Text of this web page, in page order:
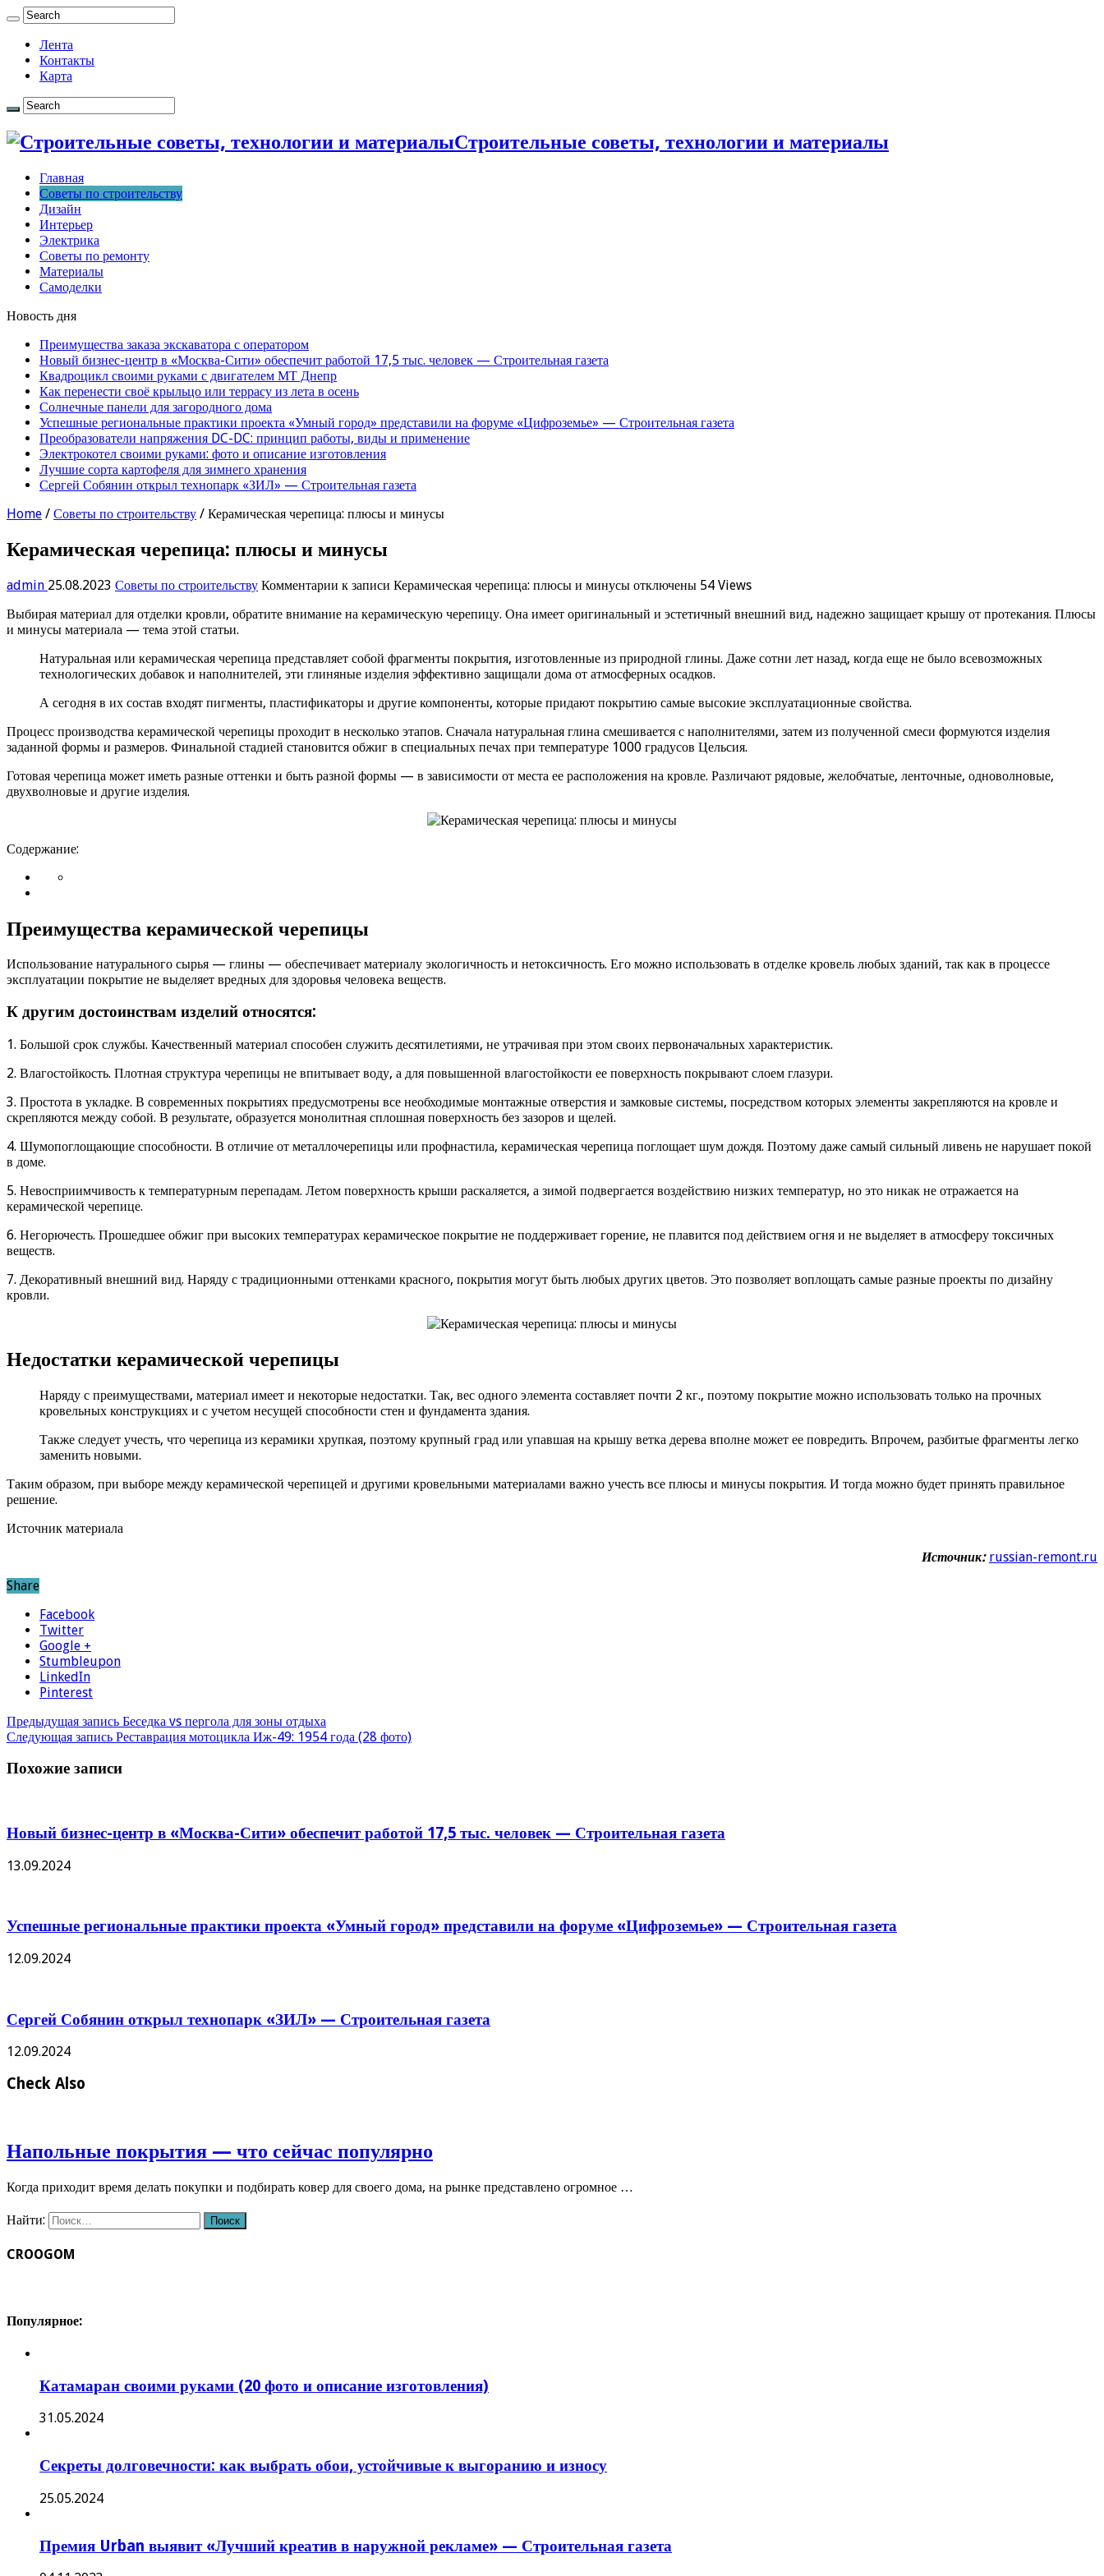
Лента
Контакты
Карта
Строительные советы, технологии и материалы
Главная
Советы по строительству
Дизайн
Интерьер
Электрика
Советы по ремонту
Материалы
Самоделки
Новость дня
Преимущества заказа экскаватора с оператором
Новый бизнес-центр в «Москва-Сити» обеспечит работой 17,5 тыс. человек — Строительная газета
Квадроцикл своими руками с двигателем МТ Днепр
Как перенести своё крыльцо или террасу из лета в осень
Солнечные панели для загородного дома
Успешные региональные практики проекта «Умный город» представили на форуме «Цифроземье» — Строительная газета
Преобразователи напряжения DC-DC: принцип работы, виды и применение
Электрокотел своими руками: фото и описание изготовления
Лучшие сорта картофеля для зимнего хранения
Сергей Собянин открыл технопарк «ЗИЛ» — Строительная газета
Home / Советы по строительству / Керамическая черепица: плюсы и минусы
Керамическая черепица: плюсы и минусы
admin 25.08.2023 Советы по строительству Комментарии к записи Керамическая черепица: плюсы и минусы отключены 54 Views
Выбирая материал для отделки кровли, обратите внимание на керамическую черепицу. Она имеет оригинальный и эстетичный внешний вид, надежно защищает крышу от протекания. Плюсы
и минусы материала — тема этой статьи.
Натуральная или керамическая черепица представляет собой фрагменты покрытия, изготовленные из природной глины. Даже сотни лет назад, когда еще не было всевозможных
технологических добавок и наполнителей, эти глиняные изделия эффективно защищали дома от атмосферных осадков.
А сегодня в их состав входят пигменты, пластификаторы и другие компоненты, которые придают покрытию самые высокие эксплуатационные свойства.
Процесс производства керамической черепицы проходит в несколько этапов. Сначала натуральная глина смешивается с наполнителями, затем из полученной смеси формуются изделия
заданной формы и размеров. Финальной стадией становится обжиг в специальных печах при температуре 1000 градусов Цельсия.
Готовая черепица может иметь разные оттенки и быть разной формы — в зависимости от места ее расположения на кровле. Различают рядовые, желобчатые, ленточные, одноволновые,
двухволновые и другие изделия.
Содержание:
Преимущества керамической черепицы
Использование натурального сырья — глины — обеспечивает материалу экологичность и нетоксичность. Его можно использовать в отделке кровель любых зданий, так как в процессе
эксплуатации покрытие не выделяет вредных для здоровья человека веществ.
К другим достоинствам изделий относятся:
1. Большой срок службы. Качественный материал способен служить десятилетиями, не утрачивая при этом своих первоначальных характеристик.
2. Влагостойкость. Плотная структура черепицы не впитывает воду, а для повышенной влагостойкости ее поверхность покрывают слоем глазури.
3. Простота в укладке. В современных покрытиях предусмотрены все необходимые монтажные отверстия и замковые системы, посредством которых элементы закрепляются на кровле и
скрепляются между собой. В результате, образуется монолитная сплошная поверхность без зазоров и щелей.
4. Шумопоглощающие способности. В отличие от металлочерепицы или профнастила, керамическая черепица поглощает шум дождя. Поэтому даже самый сильный ливень не нарушает покой
в доме.
5. Невосприимчивость к температурным перепадам. Летом поверхность крыши раскаляется, а зимой подвергается воздействию низких температур, но это никак не отражается на
керамической черепице.
6. Негорючесть. Прошедшее обжиг при высоких температурах керамическое покрытие не поддерживает горение, не плавится под действием огня и не выделяет в атмосферу токсичных
веществ.
7. Декоративный внешний вид. Наряду с традиционными оттенками красного, покрытия могут быть любых других цветов. Это позволяет воплощать самые разные проекты по дизайну
кровли.
Недостатки керамической черепицы
Наряду с преимуществами, материал имеет и некоторые недостатки. Так, вес одного элемента составляет почти 2 кг., поэтому покрытие можно использовать только на прочных
кровельных конструкциях и с учетом несущей способности стен и фундамента здания.
Также следует учесть, что черепица из керамики хрупкая, поэтому крупный град или упавшая на крышу ветка дерева вполне может ее повредить. Впрочем, разбитые фрагменты легко
заменить новыми.
Таким образом, при выборе между керамической черепицей и другими кровельными материалами важно учесть все плюсы и минусы покрытия. И тогда можно будет принять правильное
решение.
Источник материала
Источник: russian-remont.ru
Share
Facebook
Twitter
Google +
Stumbleupon
LinkedIn
Pinterest
Предыдущая запись Беседка vs пергола для зоны отдыха
Следующая запись Реставрация мотоцикла Иж-49: 1954 года (28 фото)
Похожие записи
Новый бизнес-центр в «Москва-Сити» обеспечит работой 17,5 тыс. человек — Строительная газета
13.09.2024
Успешные региональные практики проекта «Умный город» представили на форуме «Цифроземье» — Строительная газета
12.09.2024
Сергей Собянин открыл технопарк «ЗИЛ» — Строительная газета
12.09.2024
Check Also
Напольные покрытия — что сейчас популярно
Когда приходит время делать покупки и подбирать ковер для своего дома, на рынке представлено огромное …
Найти:
CROOGOM
Популярное:
Катамаран своими руками (20 фото и описание изготовления)
31.05.2024
Секреты долговечности: как выбрать обои, устойчивые к выгоранию и износу
25.05.2024
Премия Urban выявит «Лучший креатив в наружной рекламе» — Строительная газета